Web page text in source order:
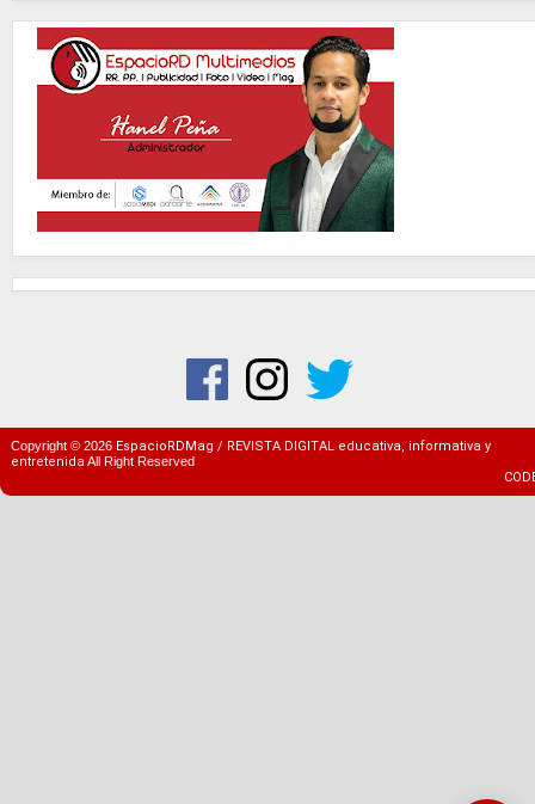
Copyright © 2026 EspacioRDMag / REVISTA DIGITAL educativa, informativa y
entretenidaAll Right Reserved